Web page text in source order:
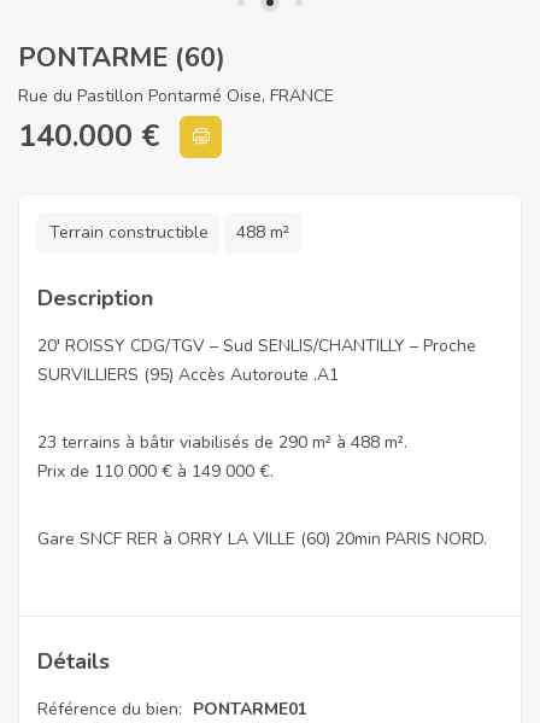
PONTARME (60)
Rue du Pastillon Pontarmé Oise, FRANCE
140.000 €
Terrain constructible 488 m²
Description
20′ ROISSY CDG/TGV – Sud SENLIS/CHANTILLY – Proche
SURVILLIERS (95) Accès Autoroute .A1
23 terrains à bâtir viabilisés de 290 m² à 488 m².
Prix de 110 000 € à 149 000 €.
Gare SNCF RER à ORRY LA VILLE (60) 20min PARIS NORD.
Détails
Référence du bien: PONTARME01